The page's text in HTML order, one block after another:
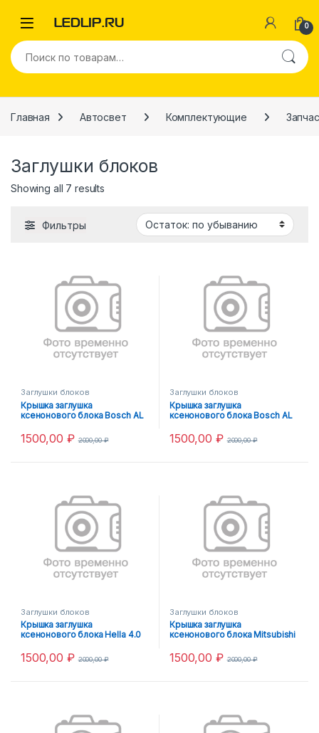
0
Искать:
Главная Автосвет Комплектующие
Заглушки блоков
Showing all 7 results
Фильтры
Заглушки блоков
Крышка заглушка
ксенонового блока Bosch AL
1500,00 ₽ 2000,00₽
Заглушки блоков
Крышка заглушка
ксенонового блока Bosch AL
1500,00 ₽ 2000,00₽
Заглушки блоков
Крышка заглушка
ксенонового блока Hella 4.0
1500,00 ₽ 2000,00₽
Заглушки блоков
Крышка заглушка
ксенонового блока Mitsubishi
1500,00 ₽ 2000,00₽